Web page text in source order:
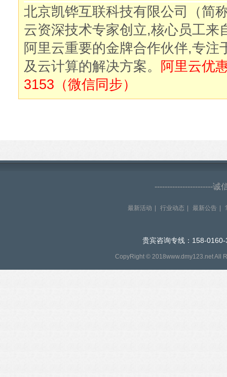
北京凯铧互联科技有限公司（简
云资深技术专家创立,核心员工来
阿里云重要的金牌合作伙伴,专注
及云计算的解决方案。 阿里云优
3153（微信同步）
-----------------------诚
最新活动 行业动态 最新公告
贵宾咨询专线：158-
CopyRight © 2018www.dmy123.net